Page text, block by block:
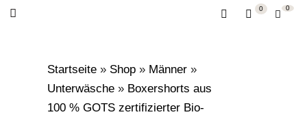
0 0
Startseite » Shop » Männer »
Unterwäsche » Boxershorts aus
100 % GOTS zertifizierter Bio-